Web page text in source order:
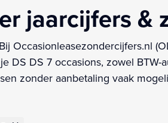
jaarcijfers
Occasionleasezondercijfers.nl
DS 7 occasions, zowel BTW-
zonder aanbetaling vaak